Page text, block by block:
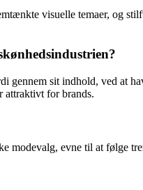
visuelle temaer, og
sit indhold, ved at
attraktivt for brands.
modevalg, evne til at følge